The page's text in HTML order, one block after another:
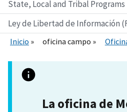
State, Local and Tribal Programs
Ley de Libertad de Información
Inicio oficina campo
La oficina de